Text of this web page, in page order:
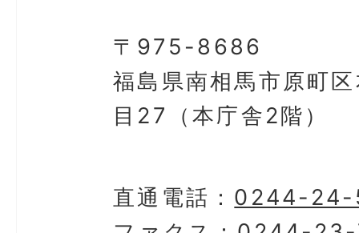
〒975-8686
福島県南相馬市原町
目27（本庁舎2階）
直通電話： 0244-